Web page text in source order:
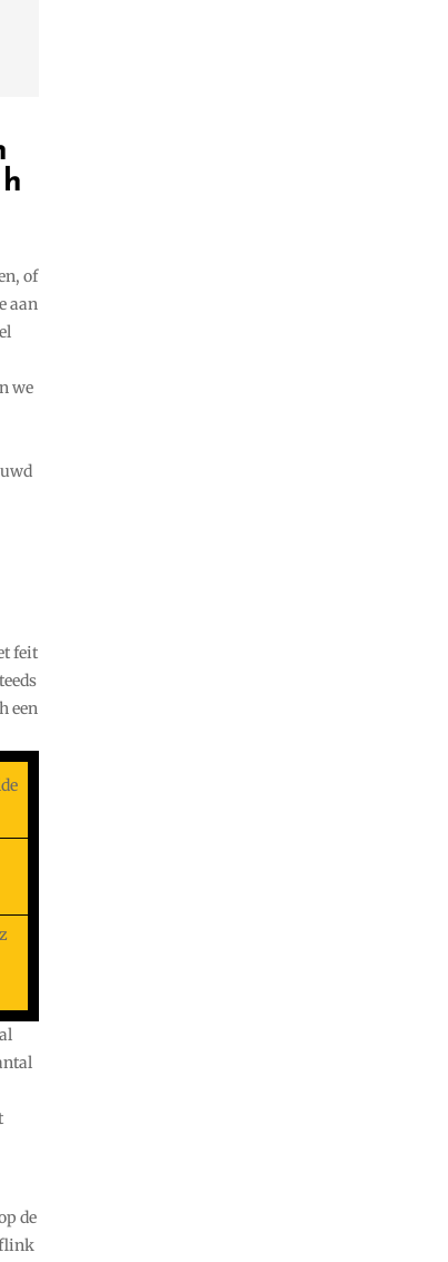
of
aan
we
feit
een
de
flink